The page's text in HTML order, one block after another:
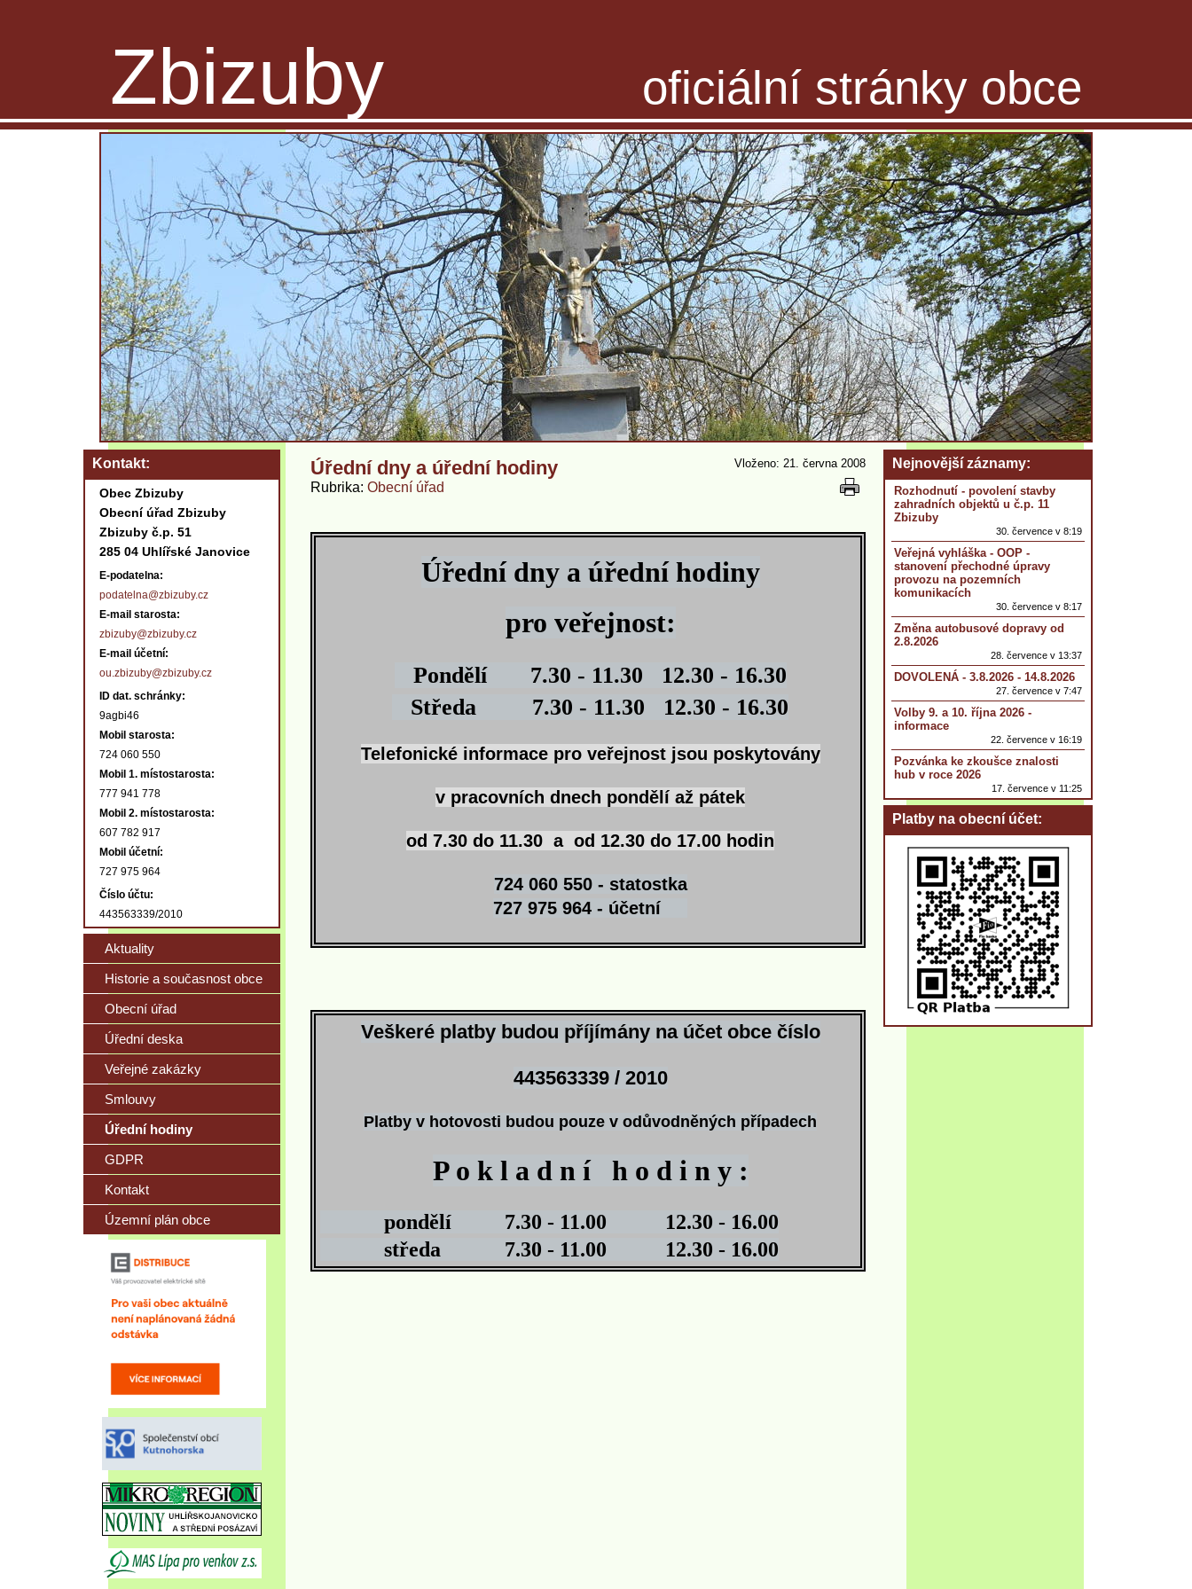
Zbizuby oficiální stránky obce
Úřední dny a úřední hodiny
Rubrika Obecní úřad
Vloženo: 21. června 2008
Úřední dny a úřední hodiny
pro veřejnost:
Pondělí 7.30 - 11.30 12.30 - 16.30
Středa 7.30 - 11.30 12.30 - 16.30
Telefonické informace pro veřejnost jsou poskytovány
v pracovních dnech pondělí až pátek
od 7.30 do 11.30 a od 12.30 do 17.00 hodin
724 060 550 - statostka
727 975 964 - účetní
Veškeré platby budou příjímány na účet obce číslo
443563339 / 2010
Platby v hotovosti budou pouze v odůvodněných případech
P o k l a d n í h o d i n y :
pondělí 7.30 - 11.00 12.30 - 16.00
středa 7.30 - 11.00 12.30 - 16.00
Kontakt
Obec Zbizuby
Obecní úřad Zbizuby
Zbizuby č.p. 51
285 04 Uhlířské Janovice
E-podatelna:
podatelna@zbizuby.cz
E-mail starosta:
zbizuby@zbizuby.cz
E-mail účetní:
ou.zbizuby@zbizuby.cz
ID dat. schránky:
9agbi46
Mobil starosta:
724 060 550
Mobil 1. místostarosta:
777 941 778
Mobil 2. místostarosta:
607 782 917
Mobil účetní:
727 975 964
Číslo účtu:
443563339/2010
Aktuality
Historie a současnost obce
Obecní úřad
Úřední deska
Veřejné zakázky
Smlouvy
Úřední hodiny
GDPR
Kontakt
Územní plán obce
Nejnovější záznamy
Rozhodnutí - povolení stavby
zahradních objektů u č.p. 11
Zbizuby
30. července v 8:19
Veřejná vyhláška - OOP -
stanovení přechodné úpravy
provozu na pozemních
komunikacích
30. července v 8:17
Změna autobusové dopravy od
2.8.2026
28. července v 13:37
DOVOLENÁ - 3.8.2026 - 14.8.2026
27. července v 7:47
Volby 9. a 10. října 2026 -
informace
22. července v 16:19
Pozvánka ke zkoušce znalosti
hub v roce 2026
17. července v 11:25
Platby na obecní účet